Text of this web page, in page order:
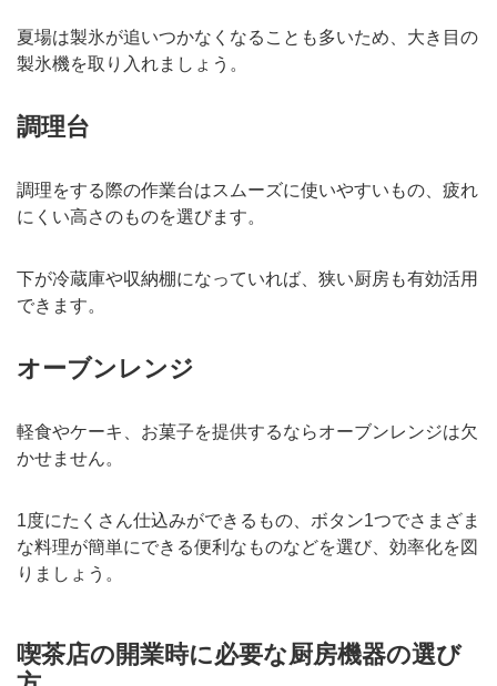
夏場は製氷が追いつかなくなることも多いため、大き目の
製氷機を取り入れましょう。
調理台
調理をする際の作業台はスムーズに使いやすいもの、疲れ
にくい高さのものを選びます。
下が冷蔵庫や収納棚になっていれば、狭い厨房も有効活用
できます。
オーブンレンジ
軽食やケーキ、お菓子を提供するならオーブンレンジは欠
かせません。
1度にたくさん仕込みができるもの、ボタン1つでさまざま
な料理が簡単にできる便利なものなどを選び、効率化を図
りましょう。
喫茶店の開業時に必要な厨房機器の選び